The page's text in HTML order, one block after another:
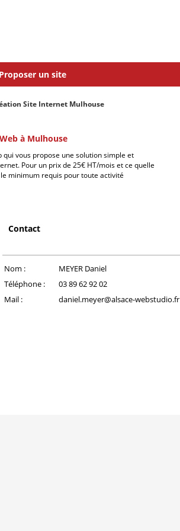
Proposer un site
Site Internet Mulhouse
à Mulhouse
qui vous propose une solution simple et
Pour un prix de 25€ HT/mois et ce quelle
minimum requis pour toute activité
Contact
Nom :
MEYER Daniel
Téléphone :
03 89 62 92 02
Mail :
daniel.meyer@alsace-webstudio.fr